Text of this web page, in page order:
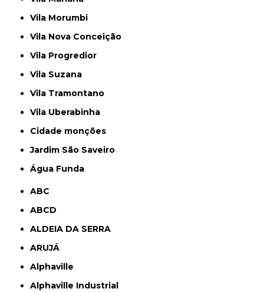
Vila Morumbi
Vila Nova Conceição
Vila Progredior
Vila Suzana
Vila Tramontano
Vila Uberabinha
cidade monções
jardim São Saveiro
Água Funda
ABC
ABCD
ALDEIA DA SERRA
ARUJÁ
Alphaville
Alphaville Industrial